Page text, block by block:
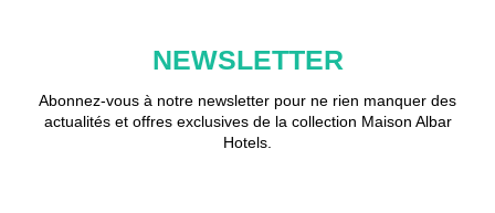
NEWSLETTER
Abonnez-vous à notre newsletter pour ne rien manquer des
actualités et offres exclusives de la collection Maison Albar
Hotels.